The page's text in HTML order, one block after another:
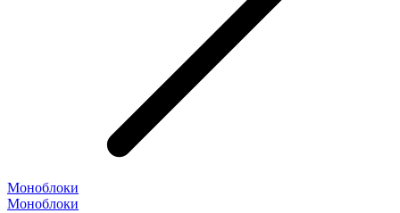
Моноблоки
Моноблоки